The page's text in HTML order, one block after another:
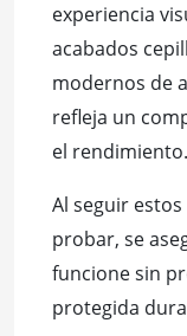
experiencia
acabados
modernos de
refleja un
el rendimiento.
Al seguir
probar, se
funcione sin
protegida